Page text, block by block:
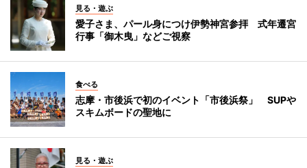
見る・遊ぶ
愛子さま、パール身につけ伊勢神宮参拝 式年遷宮
行事「御木曳」などご視察
食べる
志摩・市後浜で初のイベント「市後浜祭」 SUPや
スキムボードの聖地に
見る・遊ぶ